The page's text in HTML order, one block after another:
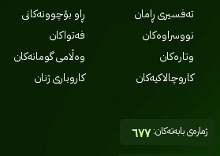
تەفسیری ڕامان
نووسراوەکان
وتارەکان
کاروچالاکیەکان
ڕاو بۆچوونەکانی
فەتواکان
وەڵامی گومانەکان
کاروباری ژنان
ژمارەی بابەتەکان:٦٧٧